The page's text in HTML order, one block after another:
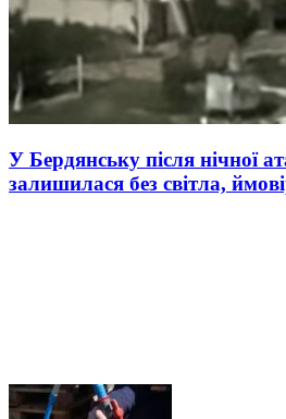
У Бердянську після нічної
залишилася без світла,